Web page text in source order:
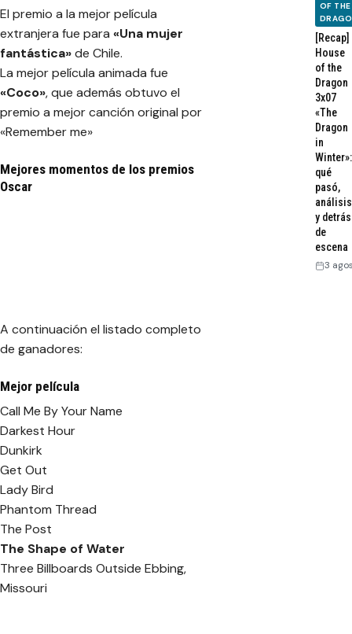
El premio a la mejor película
extranjera fue para «Una mujer
fantástica»de Chile.
La mejor película animada fue
«Coco», que además obtuvo el
premio a mejor canción original por
«Remember me»
Mejores momentos de los premios
Oscar
A continuación el listado completo
de ganadores:
Mejor película
Call Me By Your Name
Darkest Hour
Dunkirk
Get Out
Lady Bird
Phantom Thread
The Post
The Shape of Water
Three Billboards Outside Ebbing,
Missouri
OF THE
[Recap]
House
of the
Dragon
3x07
«The
Dragon
in
Winter»:
qué
pasó,
análisis
y detrás
de
escena
3